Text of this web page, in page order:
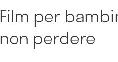
Film per
non perdere